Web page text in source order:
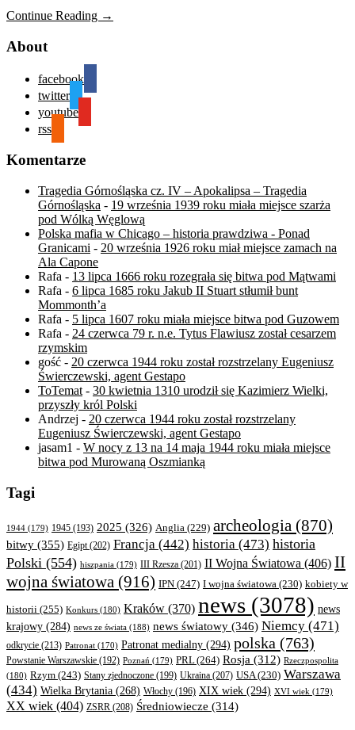
Continue Reading →
About
facebook
twitter
youtube
rss
Komentarze
Tragedia Górnośląska cz. IV – Apokalipsa – Tragedia
Górnośląska - 19 września 1939 roku miała miejsce szarża
pod Wólką Węglową
Polska mafia w Chicago – historia prawdziwa - Ponad
Granicami - 20 września 1926 roku miał miejsce zamach na
Ala Capone
Rafa - 13 lipca 1666 roku rozegrała się bitwa pod Mątwami
Rafa - 6 lipca 1685 roku Jakub II Stuart stłumił bunt
Mommonth’a
Rafa - 5 lipca 1607 roku miała miejsce bitwa pod Guzowem
Rafa - 24 czerwca 79 r. n.e. Tytus Flawiusz został cesarzem
rzymskim
gość - 20 czerwca 1944 roku został rozstrzelany Eugeniusz
Świerczewski, agent Gestapo
ToTemat - 30 kwietnia 1310 urodził się Kazimierz Wielki,
przyszły król Polski
Andrzej - 20 czerwca 1944 roku został rozstrzelany
Eugeniusz Świerczewski, agent Gestapo
jasam1 - W nocy z 13 na 14 maja 1944 roku miała miejsce
bitwa pod Murowaną Oszmianką
Tagi
1944 (179) 1945 (193) 2025 (326) Anglia (229) archeologia (870)
bitwy (355) Egipt(202) Francja (442) historia (473) historia
Polski (554) hiszpania (179) III Rzesza (201) II Wojna Światowa (406) II
wojna światowa (916) IPN (247) I wojna światowa (230) kobiety w
historii (255) Konkurs (180) Kraków (370) news (3078) news
krajowy (284) news ze świata (188) news światowy (346) Niemcy (471)
odkrycie (213) Patronat (170) Patronat medialny (294) polska (763)
Powstanie Warszawskie (192) Poznań (179) PRL(264) Rosja (312) Rzeczpospolita
(180) Rzym (243) Stany zjednoczone (199) Ukraina (207) USA(230) Warszawa
(434) Wielka Brytania (268) Włochy (196) XIX wiek (294) XVI wiek (179)
XX wiek (404) ZSRR (208) Średniowiecze (314)